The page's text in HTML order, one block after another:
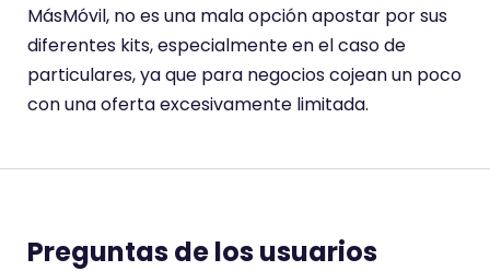
MásMóvil, no es una mala opción apostar por sus
diferentes kits, especialmente en el caso de
particulares, ya que para negocios cojean un poco
con una oferta excesivamente limitada.
Preguntas de los usuarios